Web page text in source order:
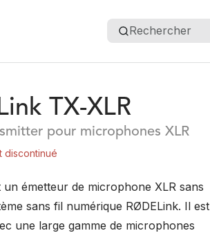
Rechercher
TX-XLR
pour microphones XLR
discontinué
un émetteur de microphone XLR sans
sans fil numérique RØDELink. Il est
une large gamme de microphones